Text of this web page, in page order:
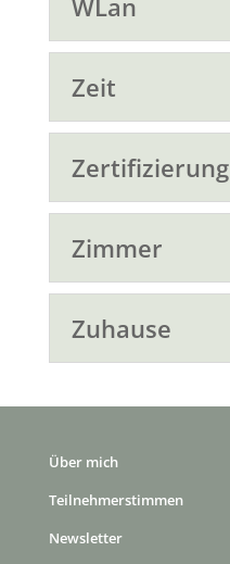
Zeit
Zertifizierung
Zimmer
Zuhause
Über mich
Teilnehmerstimmen
Newsletter